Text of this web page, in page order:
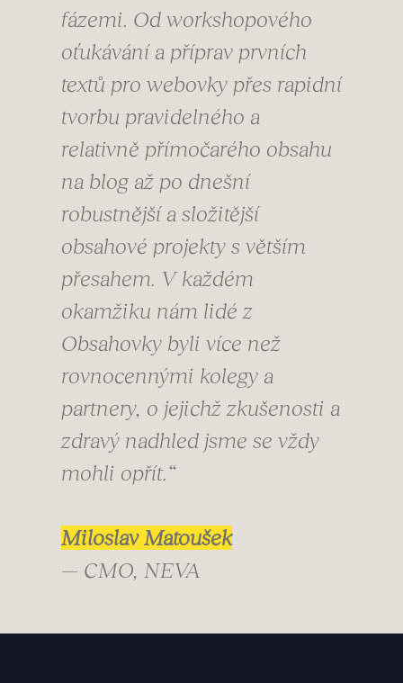
fázemi. Od workshopového
oťukávání a příprav prvních
textů pro webovky přes rapidní
tvorbu pravidelného a
relativně přímočarého obsahu
na blog až po dnešní
robustnější a složitější
obsahové projekty s větším
přesahem. V každém
okamžiku nám lidé z
Obsahovky byli více než
rovnocennými kolegy a
partnery, o jejichž zkušenosti a
zdravý nadhled jsme se vždy
mohli opřít.“
Miloslav Matoušek
— CMO, NEVA